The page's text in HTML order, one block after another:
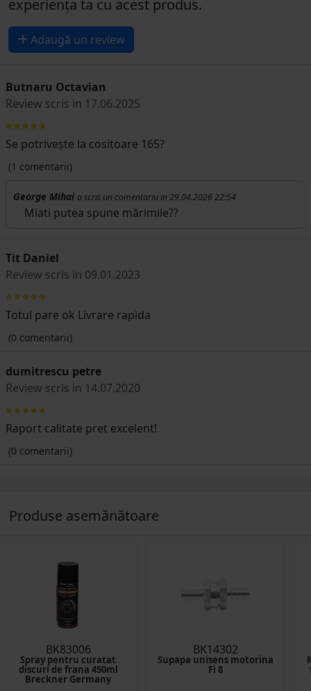
experiența ta cu acest produs.
Adaugă un review
Butnaru Octavian
Review scris in 17.06.2025
Se potrivește la cositoare 165?
(1 comentarii)
George Mihai a scris un comentariu in 29.04.2026 22:54
Miati putea spune mărimile??
Tit Daniel
Review scris in 09.01.2023
Totul pare ok Livrare rapida
(0 comentarii)
dumitrescu petre
Review scris in 14.07.2020
Raport calitate pret excelent!
(0 comentarii)
Produse asemănătoare
BK83006
Spray pentru curatat
discuri de frana 450ml
Breckner Germany
BK14302
Supapa unisens motorina
Fi 8